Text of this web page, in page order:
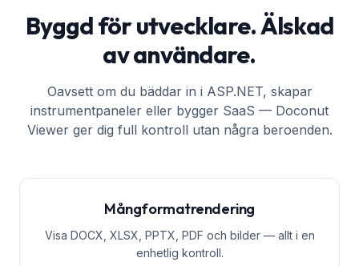
Byggd för utvecklare. Älskad
av användare.
Oavsett om du bäddar in i ASP.NET, skapar
instrumentpaneler eller bygger SaaS — Doconut
Viewer ger dig full kontroll utan några beroenden.
Mångformatrendering
Visa DOCX, XLSX, PPTX, PDF och bilder — allt i en
enhetlig kontroll.